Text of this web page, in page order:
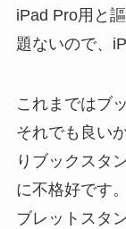
iPad Pro用と
題ないので、
これまではブ
それでも良い
りブックスタ
に不格好です
ブレットスタ